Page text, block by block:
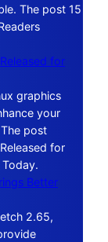
The post 15
for
graphics
your
post
for
Better
2.65,